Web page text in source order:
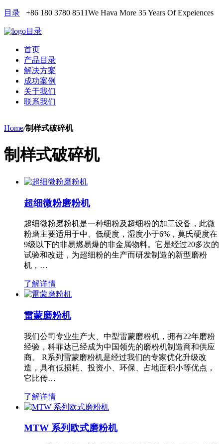
目录 +86 180 3780 8511We Hava More 35 Years Of Expeiences
目录
首页
产品目录
解决方案
成功案例
关于我们
联系我们
Home/制样式破碎机
制样式破碎机
超细微粉磨粉机
超细微粉磨粉机是一种细粉及超细粉的加工设备，此微
粉磨主要适用于中、低硬度，湿度小于6%，莫氏硬度在
9级以下的非易燃易爆的非金属物料。它是经过20多次的
试验和改进，为超细粉的生产而研发制造的新型磨粉
机，…
了解详情
雷蒙磨粉机
我们公司专业生产大、中型雷蒙磨粉机，拥有22年磨粉
经验，科菲达已经成为中国领先的磨粉机制造商和供应
商。 R系列雷蒙磨粉机是经过我们的专家优化升级改
造，具有低损耗、投资小、环保、占地面积小等优点，
它比传…
了解详情
MTW 系列欧式磨粉机